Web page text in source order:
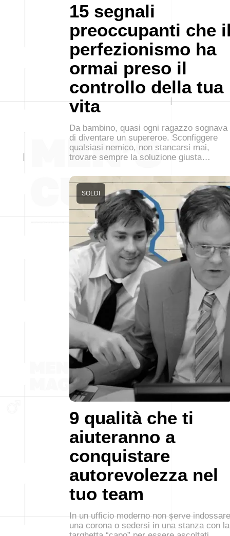
15 segnali
preoccupanti che
perfezionismo ha
ormai preso il
controllo della tua
vita
Da bambino, quasi ogni ragazzo sognava
di diventare un supereroe. Sconfiggere
qualsiasi nemico, non stancarsi mai,
trovare sempre la soluzione giusta…
9 qualità che ti
aiuteranno a
conquistare
autorevolezza nel
tuo team
SOLDI
In un ufficio moderno non serve indossare
una corona o sedersi in una stanza con la